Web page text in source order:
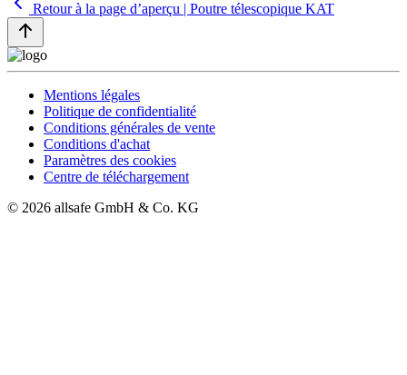
Retour à la page d’aperçu | Poutre télescopique KAT
Mentions légales
Politique de confidentialité
Conditions générales de vente
Conditions d'achat
Paramètres des cookies
Centre de téléchargement
© 2026 allsafe GmbH & Co. KG